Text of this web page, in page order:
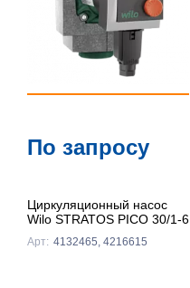
По запросу
Циркуляционный насос
Wilo STRATOS PICO 30/1-6
Арт: 4132465, 4216615